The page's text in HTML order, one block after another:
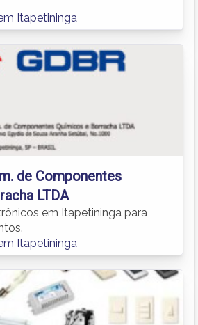
Itapetininga
de Componentes
LTDA
em Itapetininga para
Itapetininga